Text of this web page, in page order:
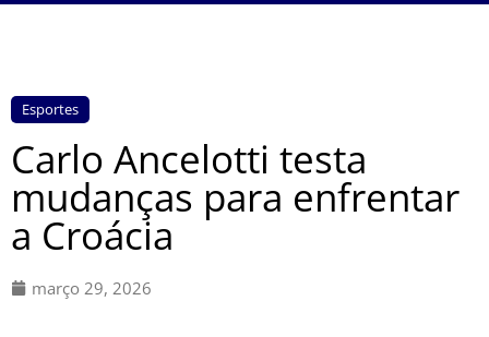
Esportes
Carlo Ancelotti testa
mudanças para enfrentar
a Croácia
março 29, 2026